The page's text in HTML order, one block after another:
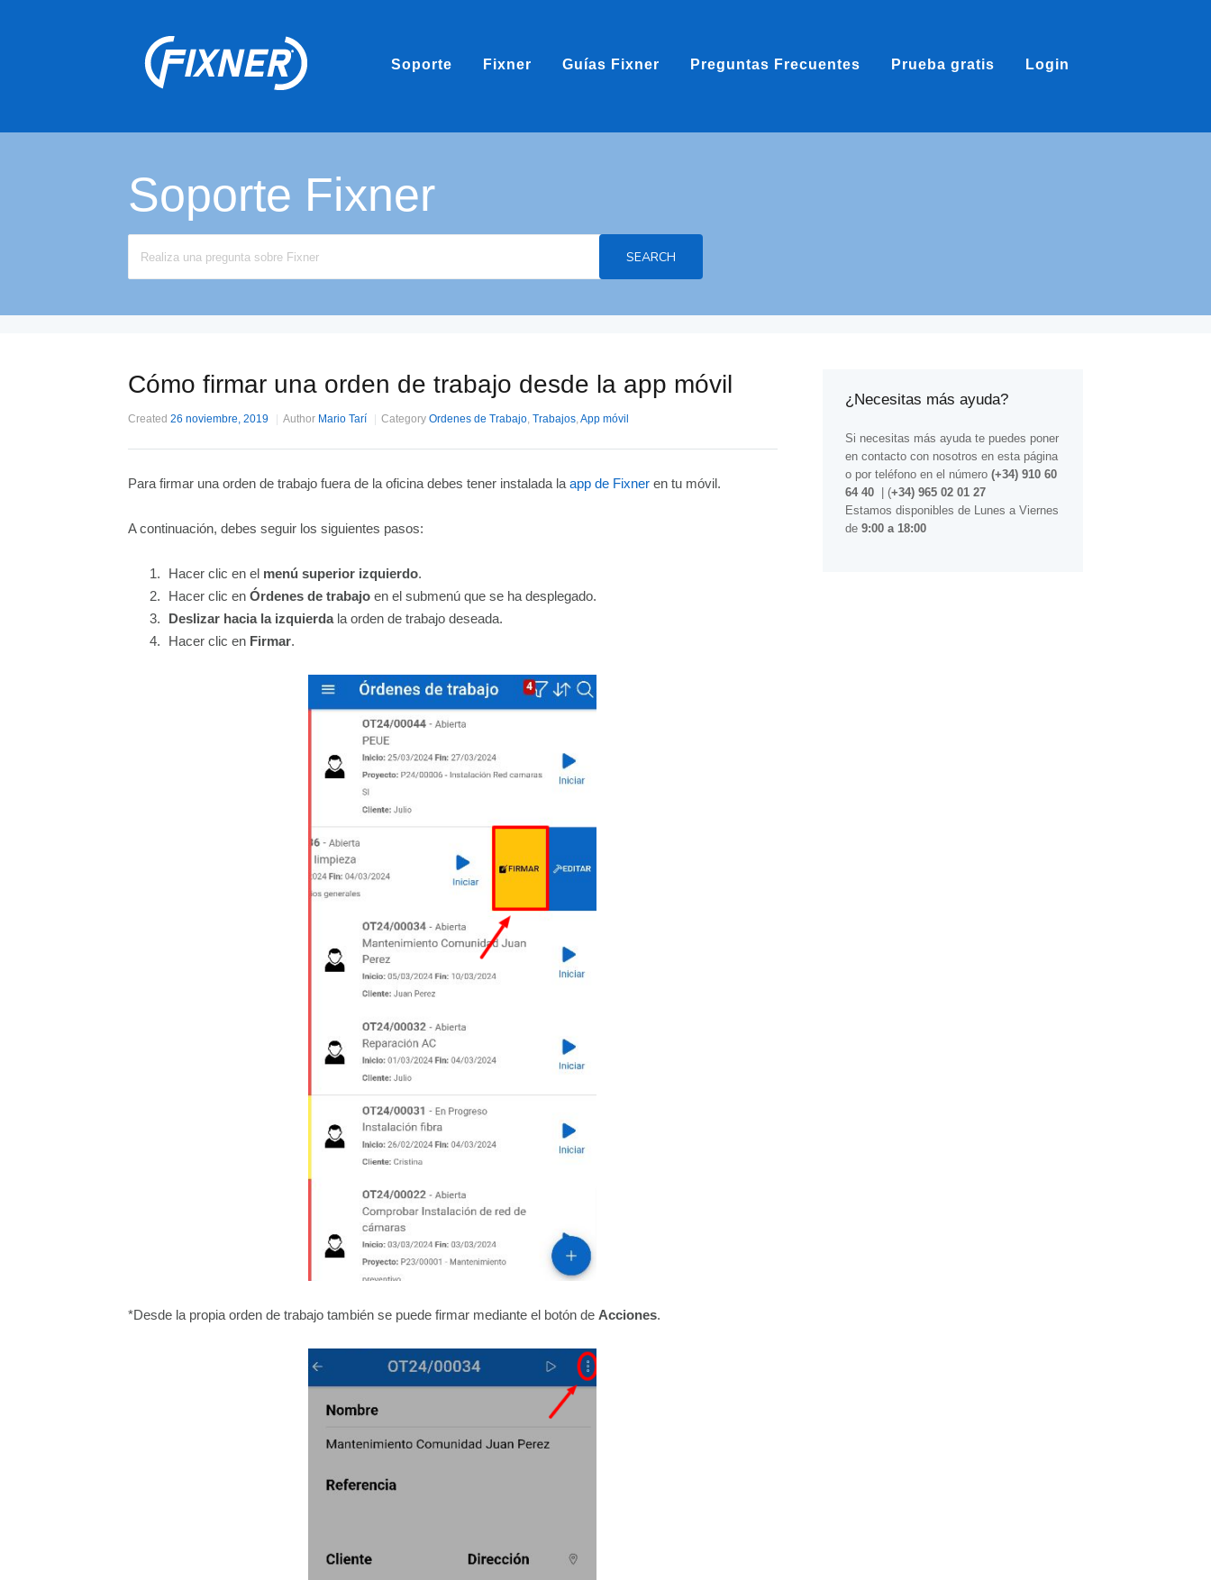
Soporte Fixner Guías Fixner Preguntas Frecuentes Prueba gratis Login
Soporte Fixner
SEARCH
Cómo firmar una orden de trabajo desde la app móvil
Created 26 noviembre, 2019 Author Mario Tarí Category Ordenes de Trabajo, Trabajos,App móvil
Para firmar una orden de trabajo fuera de la oficina debes tener instalada la app de Fixner en tu móvil.
A continuación, debes seguir los siguientes pasos:
Hacer clic en el menú superior izquierdo.
Hacer clic en Órdenes de trabajo en el submenú que se ha desplegado.
Deslizar hacia la izquierdala orden de trabajo deseada.
Hacer clic en Firmar.
*Desde la propia orden de trabajo también se puede firmar mediante el botón de Acciones.
¿Necesitas más ayuda?
Si necesitas más ayuda te puedes poner
en contacto con nosotros en esta página
o por teléfono en el número (+34) 910 60
64 40
| (+34) 965 02 01 27
Estamos disponibles de Lunes a Viernes
de 9:00 a 18:00